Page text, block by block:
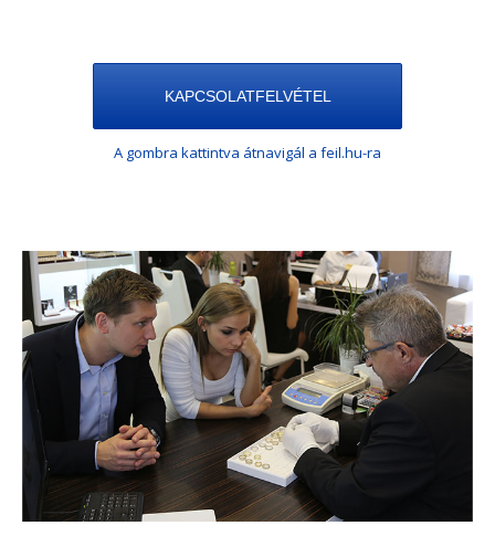
KAPCSOLATFELVÉTEL
A gombra kattintva átnavigál a feil.hu-ra